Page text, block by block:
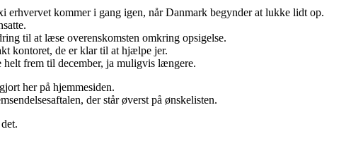
kommer i gang igen, når Danmark begynder at lukke lidt op.
til at læse overenskomsten omkring opsigelse.
kontoret, de er klar til at hjælpe jer.
helt frem til december, ja muligvis længere.
her på hjemmesiden.
der står øverst på ønskelisten.